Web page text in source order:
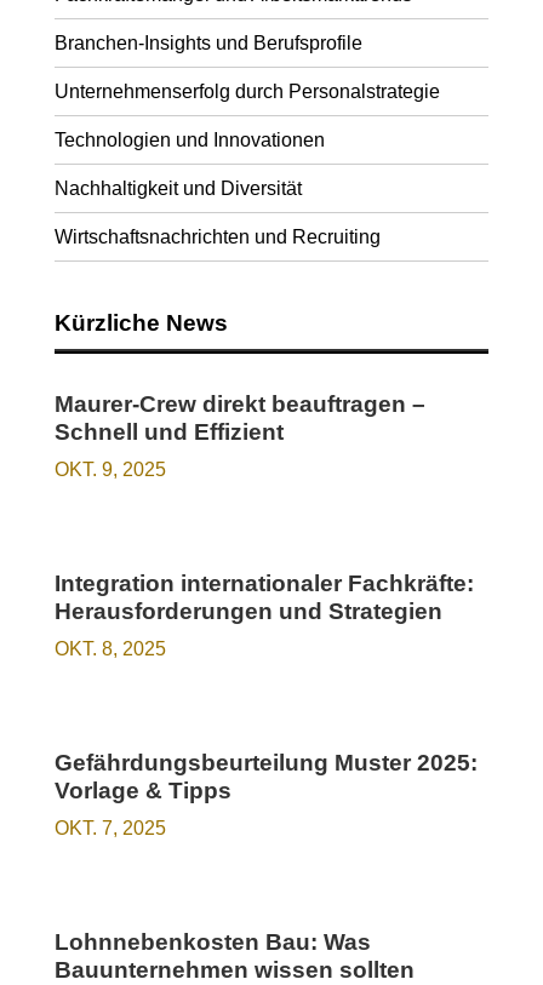
Branchen-Insights und Berufsprofile
Unternehmenserfolg durch Personalstrategie
Technologien und Innovationen
Nachhaltigkeit und Diversität
Wirtschaftsnachrichten und Recruiting
Kürzliche News
Maurer-Crew direkt beauftragen –
Schnell und Effizient
OKT. 9, 2025
Integration internationaler Fachkräfte:
Herausforderungen und Strategien
OKT. 8, 2025
Gefährdungsbeurteilung Muster 2025:
Vorlage & Tipps
OKT. 7, 2025
Lohnnebenkosten Bau: Was
Bauunternehmen wissen sollten